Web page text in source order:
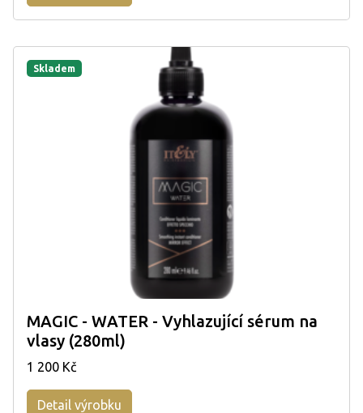
Skladem
MAGIC - WATER - Vyhlazující sérum na
vlasy (280ml)
1 200 Kč
Detail výrobku